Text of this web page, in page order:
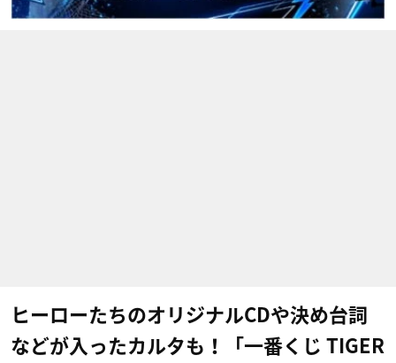
ヒーローたちのオリジナルCDや決め台詞
などが入ったカルタも！「一番くじ TIGER